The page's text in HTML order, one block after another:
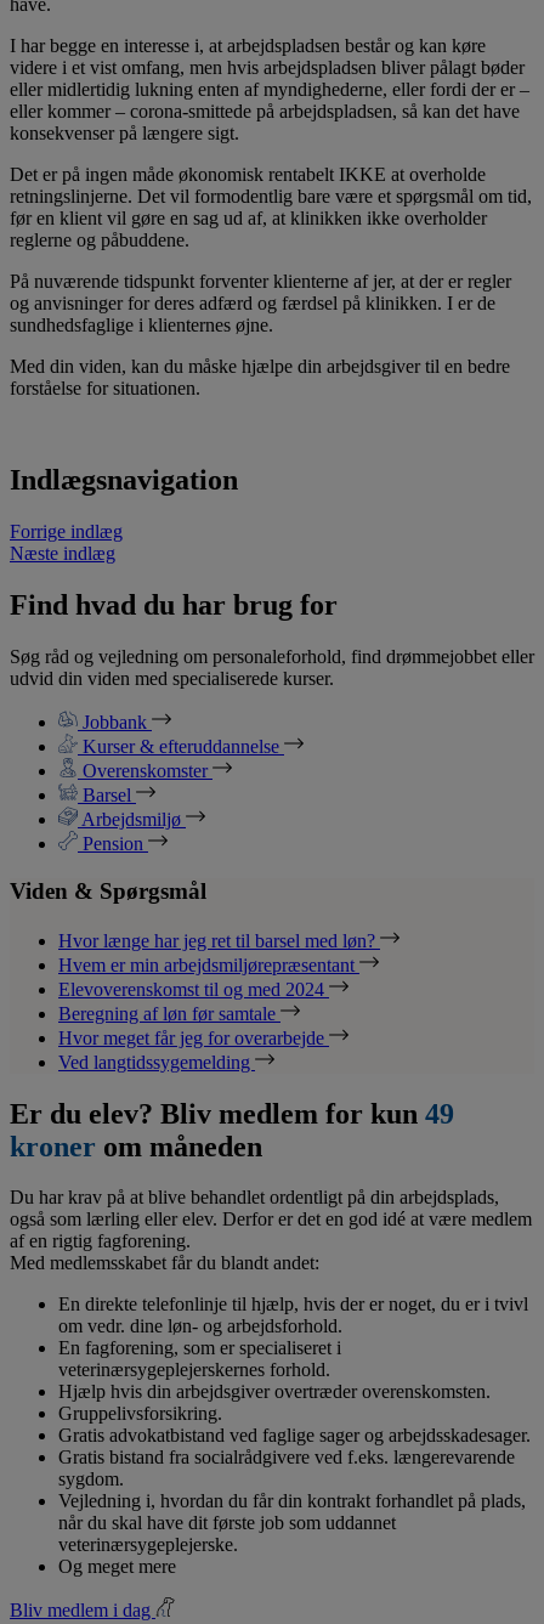
I har begge en interesse i, at arbejdspladsen består og kan køre
videre i et vist omfang, men hvis arbejdspladsen bliver pålagt bøder
eller midlertidig lukning enten af myndighederne, eller fordi der er –
eller kommer – corona-smittede på arbejdspladsen, så kan det have
konsekvenser på længere sigt.
Det er på ingen måde økonomisk rentabelt IKKE at overholde
retningslinjerne. Det vil formodentlig bare være et spørgsmål om tid,
før en klient vil gøre en sag ud af, at klinikken ikke overholder
reglerne og påbuddene.
På nuværende tidspunkt forventer klienterne af jer, at der er regler
og anvisninger for deres adfærd og færdsel på klinikken. I er de
sundhedsfaglige i klienternes øjne.
Med din viden, kan du måske hjælpe din arbejdsgiver til en bedre
forståelse for situationen.
Indlægsnavigation
Forrige indlæg
Næste indlæg
Find hvad du har brug for
Søg råd og vejledning om personaleforhold, find drømmejobbet eller
udvid din viden med specialiserede kurser.
Jobbank
Kurser & efteruddannelse
Overenskomster
Barsel
Arbejdsmiljø
Pension
Viden & Spørgsmål
Hvor længe har jeg ret til barsel med løn?
Hvem er min arbejdsmiljørepræsentant
Elevoverenskomst til og med 2024
Beregning af løn før samtale
Hvor meget får jeg for overarbejde
Ved langtidssygemelding
Er du elev? Bliv medlem for kun 49
kroner om måneden
Du har krav på at blive behandlet ordentligt på din arbejdsplads,
også som lærling eller elev. Derfor er det en god idé at være medlem
af en rigtig fagforening.
Med medlemsskabet får du blandt andet:
En direkte telefonlinje til hjælp, hvis der er noget, du er i tvivl
om vedr. dine løn- og arbejdsforhold.
En fagforening, som er specialiseret i
veterinærsygeplejerskernes forhold.
Hjælp hvis din arbejdsgiver overtræder overenskomsten.
Gruppelivsforsikring.
Gratis advokatbistand ved faglige sager og arbejdsskadesager.
Gratis bistand fra socialrådgivere ved f.eks. længerevarende
sygdom.
Vejledning i, hvordan du får din kontrakt forhandlet på plads,
når du skal have dit første job som uddannet
veterinærsygeplejerske.
Og meget mere
Bliv medlem i dag